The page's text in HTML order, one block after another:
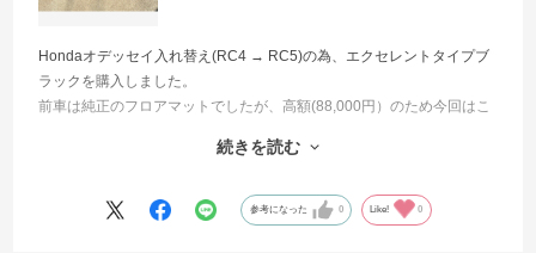
Hondaオデッセイ入れ替え(RC4 → RC5)の為、エクセレントタイプブ
ラックを購入しました。
前車は純正のフロアマットでしたが、高額(88,000円）のため今回はこ
高級感もあり大正解でした。
じますが、敷いてしまえば違和感は全くありません。
14枚あると取り付け置に悩みますが、ホームページの画像と見比べな
続きを読む
参考になった 0 Like! 0